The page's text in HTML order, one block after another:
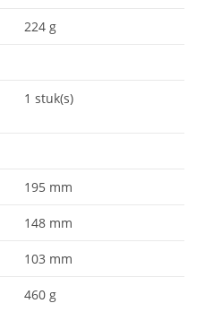
224 g
1 stuk(s)
195 mm
148 mm
103 mm
460 g